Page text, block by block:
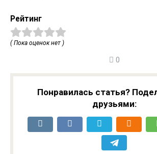
Рейтинг
( Пока оценок нет )
0
Понравилась статья?
друзьями: